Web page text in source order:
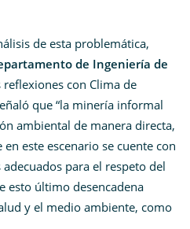
de esta problemática,
de Ingeniería de
con Clima de
que “la minería informal
ambiental de manera directa,
este escenario se cuente con
para el respeto del
esto último desencadena
y el medio ambiente, como